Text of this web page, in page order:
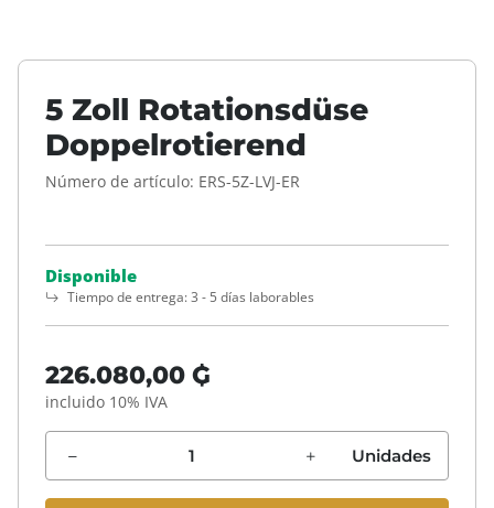
5 Zoll Rotationsdüse
Doppelrotierend
Número de artículo: ERS-5Z-LVJ-ER
Disponible
Tiempo de entrega:3 - 5 días laborables
226.080,00 ₲
incluido 10% IVA
Unidades